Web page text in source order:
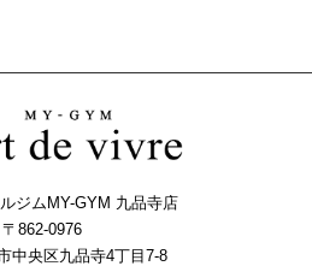
ジムMY-GYM 九品寺店
〒862-0976
中央区九品寺4丁目7-8